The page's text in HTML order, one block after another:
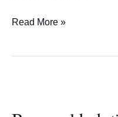
Read More »
de